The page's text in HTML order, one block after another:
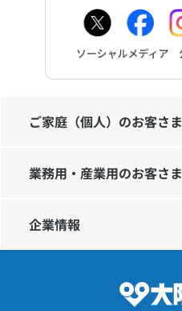
ご家庭（個人）のお客さま
業務用・産業用のお客さま
企業情報